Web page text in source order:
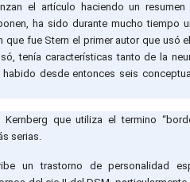
el artículo haciendo un
ha sido durante mucho tiempo
que fue Stern el primer autor que usó
tenía características tanto de la
desde entonces seis
que utiliza el termino
serias.
un trastorno de personalidad